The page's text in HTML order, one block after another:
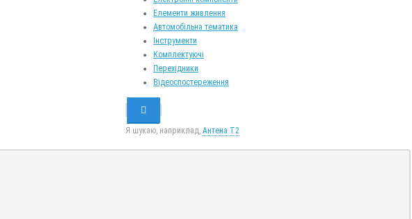
Елементи живлення
Автомобільна тематика
Інструменти
Комплектуючі
Перехідники
Відеоспостереження
Я шукаю, наприклад, Антена Т2